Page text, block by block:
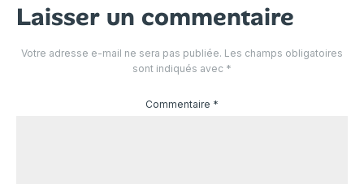
Laisser un commentaire
Votre adresse e-mail ne sera pas publiée. Les champs obligatoires
sont indiqués avec *
Commentaire *